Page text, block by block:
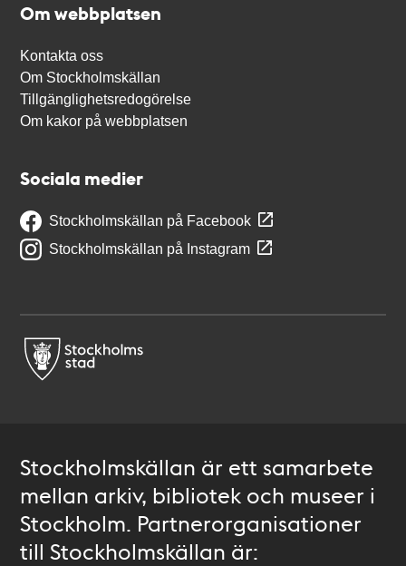
Om webbplatsen
Kontakta oss
Om Stockholmskällan
Tillgänglighetsredogörelse
Om kakor på webbplatsen
Sociala medier
Stockholmskällan på Facebook
Stockholmskällan på Instagram
Stockholmskällan är ett samarbete
mellan arkiv, bibliotek och museer i
Stockholm. Partnerorganisationer
till Stockholmskällan är: